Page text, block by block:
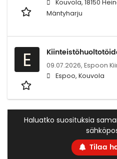
Kouvola, 18150
Mäntyharju
E 09.07.2026, Espoon
Espoo, Kouvola
Haluatko suosituksia
Tilaa